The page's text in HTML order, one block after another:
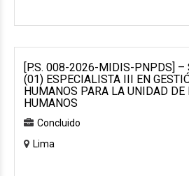
[P.S. 008-2026-MIDIS-PNPDS] –
(01) ESPECIALISTA III EN
HUMANOS PARA LA UNIDAD DE
HUMANOS
Concluido
Lima